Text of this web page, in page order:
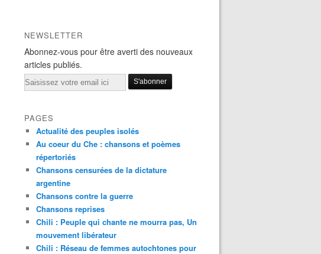
NEWSLETTER
Abonnez-vous pour être averti des nouveaux
articles publiés.
Email
PAGES
Actualité des peuples isolés
Au coeur du Che : chansons et poèmes
répertoriés
Chansons censurées de la dictature
argentine
Chansons contre la guerre
Chansons reprises
Chili : Peuple qui chante ne mourra pas, Un
mouvement libérateur
Chili : Réseau de femmes autochtones pour